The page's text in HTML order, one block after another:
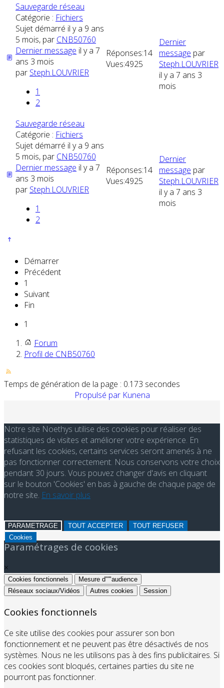
Sauvegarde réseau
Catégorie : Fichiers
Sujet démarré il y a 9 ans
5 mois, par CNB50760
Dernier message il y a 7
ans 3 mois
par Steph.LOUVRIER
1
2
Réponses:14
Vues:4925
Dernier
message par
Steph.LOUVRIER
il y a 7 ans 3
mois
Sauvegarde réseau
Catégorie : Fichiers
Sujet démarré il y a 9 ans
5 mois, par CNB50760
Dernier message il y a 7
ans 3 mois
par Steph.LOUVRIER
1
2
Réponses:14
Vues:4925
Dernier
message par
Steph.LOUVRIER
il y a 7 ans 3
mois
Démarrer
Précédent
1
Suivant
Fin
1
Forum
Profil de CNB50760
Temps de génération de la page : 0.173 secondes
Propulsé par Kunena
Notre site Noethys utilise des cookies pour réaliser des
statistiques de visites et améliorer votre expérience. En
refusant les cookies, certains services seront amenés à ne
pas fonctionner correctement. Nous conservons votre choix
pendant 30 jours. Vous pouvez changer d'avis en cliquant
sur le bouton 'Cookies' en bas à gauche de chaque page de
notre site. En savoir plus
PARAMETRAGE TOUT ACCEPTER
TOUT REFUSER
Cookies
Paramétrages de cookies
×
Cookies fonctionnels
Mesure d"'"audience
Réseaux sociaux/Vidéos
Autres cookies Session
Cookies fonctionnels
Ce site utilise des cookies pour assurer son bon
fonctionnement et ne peuvent pas être désactivés de nos
systèmes. Nous ne les utilisons pas à des fins publicitaires. Si
ces cookies sont bloqués, certaines parties du site ne
pourront pas fonctionner.